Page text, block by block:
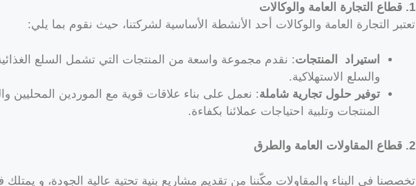
1. قطاع التجارة العامة والوكالات
تعتبر التجارة العامة والوكالات أحد الأنشطة الأساسية لشركتنا، حيث نقوم بما يلي:
استيراد المنتجات: نقدم مجموعة واسعة من المنتجات التي تشمل السلع
والسلع الاستهلاكية.
توفير حلول تجارية شاملة: نعمل على بناء علاقات قوية مع الموردين المحليين
المنتجات وتلبية احتياجات عملائنا بكفاءة.
2. قطاع المقاولات العامة والطرق
تخصصنا في البناء والمقاولات مكّننا من تقديم مشاريع بنية تحتية عالية الجودة، و